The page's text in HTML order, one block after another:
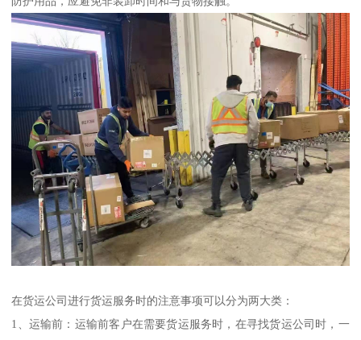
在货运公司进行货运服务时的注意事项可以分为两大类：
1、运输前：运输前客户在需要货运服务时，在寻找货运公司时，一